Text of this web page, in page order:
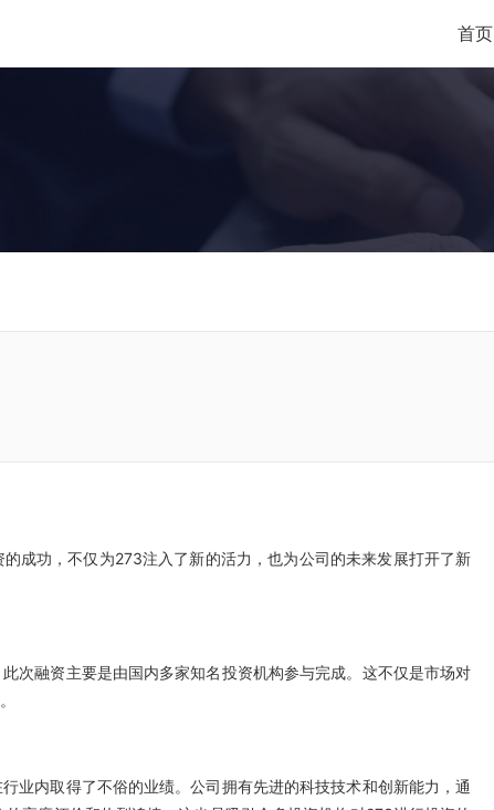
首页
成功，不仅为273注入了新的活力，也为公司的未来发展打开了新
次融资主要是由国内多家知名投资机构参与完成。这不仅是市场对
业内取得了不俗的业绩。公司拥有先进的科技技术和创新能力，通